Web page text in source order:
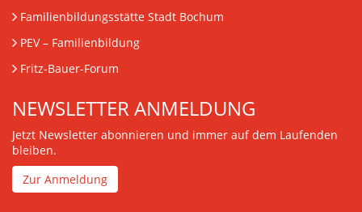
Familienbildungsstätte Stadt Bochum
PEV– Familienbildung
Fritz-Bauer-Forum
NEWSLETTER ANMELDUNG
Jetzt Newsletter abonnieren und immer auf dem Laufenden
bleiben.
Zur Anmeldung